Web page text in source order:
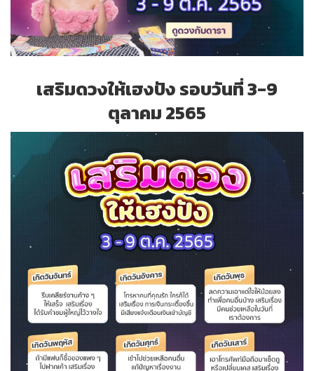
เสริมดวงให้เฮงปัง รอบวันที่ 3-9
ตุลาคม 2565